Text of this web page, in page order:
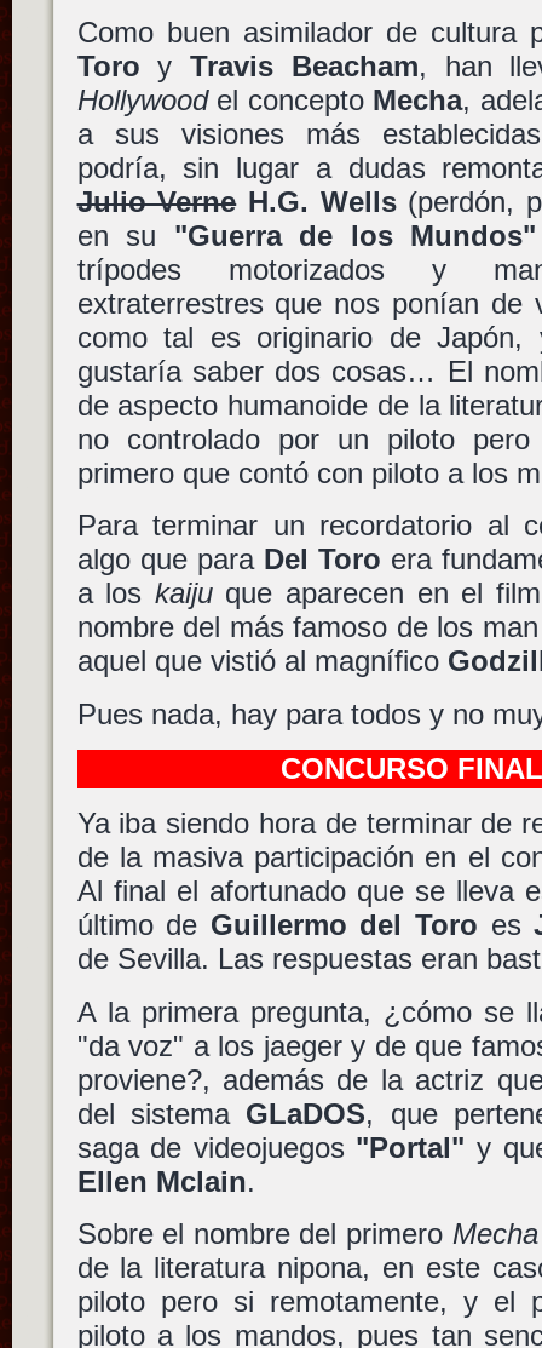
Como buen asimilador de cultura
Toro yTravis Beacham, han
Hollywoodel concepto Mecha,
a sus visiones más
podría, sin lugar a dudas
Julio VerneH.G. Wells(perdón,
en su "Guerra de los Mundos"
trípodes motorizados y
extraterrestres que nos ponían
como tal es originario de Japón,
gustaría saber dos cosas… El
de aspecto humanoide de la
no controlado por un piloto
primero que contó con piloto a los
Para terminar un recordatorio al
algo que para Del Toro era
a los kaijuque aparecen en el
nombre del más famoso de los
aquel que vistió al magnífico
Pues nada, hay para todos y no
CONCURSO
Ya iba siendo hora de terminar de
de la masiva participación en el
Al final el afortunado que se lleva
último de Guillermo del Toro es
de Sevilla. Las respuestas eran
A la primera pregunta, ¿cómo se
"da voz" a los jaeger y de que
proviene?, además de la actriz
del sistema GLaDOS, que
saga de videojuegos "Portal" y
Ellen Mclain.
Sobre el nombre del primero Mecha
de la literatura nipona, en este
piloto pero si remotamente, y el
piloto a los mandos, pues tan